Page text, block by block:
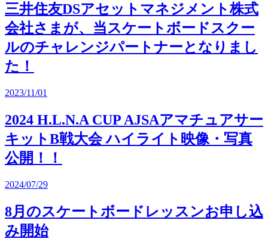
三井住友DSアセットマネジメント株式
会社さまが、当スケートボードスクー
ルのチャレンジパートナーとなりまし
た！
2023/11/01
2024 H.L.N.A CUP AJSAアマチュアサー
キットB戦大会 ハイライト映像・写真
公開！！
2024/07/29
8月のスケートボードレッスンお申し込
み開始